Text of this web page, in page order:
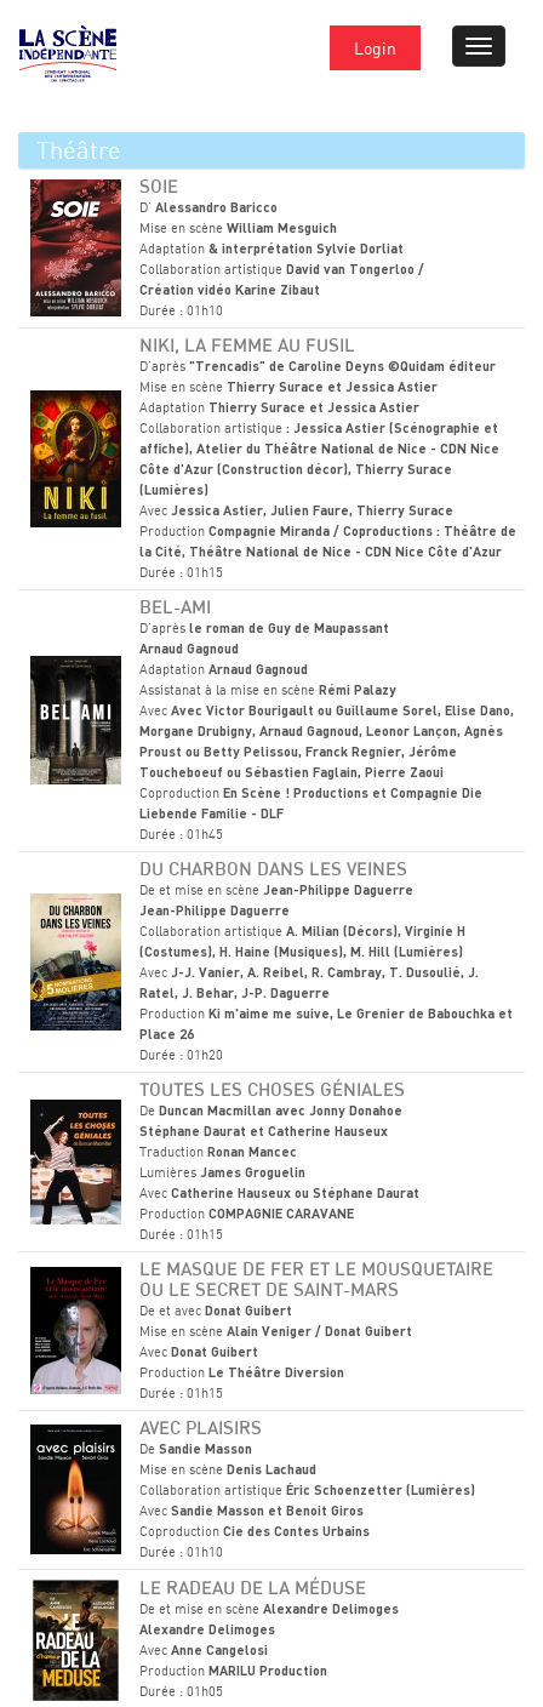
Login
Théâtre
SOIE
D' Alessandro Baricco
Mise en scène William Mesguich
Adaptation & interprétation Sylvie Dorliat
Collaboration artistique David van Tongerloo /
Création vidéo Karine Zibaut
Durée : 01h10
NIKI, LA FEMME AU FUSIL
D'après "Trencadis" de Caroline Deyns ©Quidam éditeur
Mise en scène Thierry Surace et Jessica Astier
Adaptation Thierry Surace et Jessica Astier
Collaboration artistique : Jessica Astier (Scénographie et
affiche), Atelier du Théâtre National de Nice - CDN Nice
Côte d'Azur (Construction décor), Thierry Surace
(Lumières)
Avec Jessica Astier, Julien Faure, Thierry Surace
Production Compagnie Miranda / Coproductions : Théâtre de
la Cité, Théâtre National de Nice - CDN Nice Côte d'Azur
Durée : 01h15
BEL-AMI
D'après le roman de Guy de Maupassant
Arnaud Gagnoud
Adaptation Arnaud Gagnoud
Assistanat à la mise en scène Rémi Palazy
Avec Avec Victor Bourigault ou Guillaume Sorel, Elise Dano,
Morgane Drubigny, Arnaud Gagnoud, Leonor Lançon, Agnès
Proust ou Betty Pelissou, Franck Regnier, Jérôme
Toucheboeuf ou Sébastien Faglain, Pierre Zaoui
Coproduction En Scène ! Productions et Compagnie Die
Liebende Familie - DLF
Durée : 01h45
DU CHARBON DANS LES VEINES
De et mise en scène Jean-Philippe Daguerre
Jean-Philippe Daguerre
Collaboration artistique A. Milian (Décors), Virginie H
(Costumes), H. Haine (Musiques), M. Hill (Lumières)
Avec J-J. Vanier, A. Reibel, R. Cambray, T. Dusoulié, J.
Ratel, J. Behar, J-P. Daguerre
Production Ki m'aime me suive, Le Grenier de Babouchka et
Place 26
Durée : 01h20
TOUTES LES CHOSES GÉNIALES
De Duncan Macmillan avec Jonny Donahoe
Stéphane Daurat et Catherine Hauseux
Traduction Ronan Mancec
Lumières James Groguelin
Avec Catherine Hauseux ou Stéphane Daurat
Production COMPAGNIE CARAVANE
Durée : 01h15
LE MASQUE DE FER ET LE MOUSQUETAIRE
OU LE SECRET DE SAINT-MARS
De et avec Donat Guibert
Mise en scène Alain Veniger / Donat Guibert
Avec Donat Guibert
Production Le Théâtre Diversion
Durée : 01h15
AVEC PLAISIRS
De Sandie Masson
Mise en scène Denis Lachaud
Collaboration artistique Éric Schoenzetter (Lumières)
Avec Sandie Masson et Benoit Giros
Coproduction Cie des Contes Urbains
Durée : 01h10
LE RADEAU DE LA MÉDUSE
De et mise en scène Alexandre Delimoges
Alexandre Delimoges
Avec Anne Cangelosi
Production MARILU Production
Durée : 01h05